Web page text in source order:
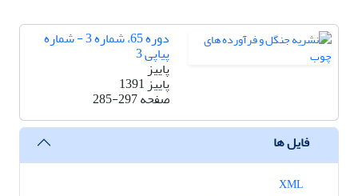
دوره 65، شماره 3 - شماره
پیاپی 3
پاییز
پاییز 1391
صفحه285-297
فایل ها